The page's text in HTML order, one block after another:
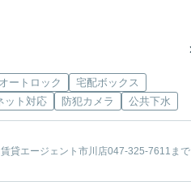
オートロック
宅配ボックス
ット対応
防犯カメラ 公共下水
貸エージェント市川店047-325-7611まで